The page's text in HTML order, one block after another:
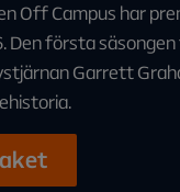
Off Campus har
Den första
Garrett